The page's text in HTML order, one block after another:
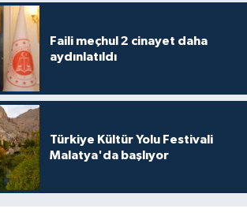
Faili meçhul 2 cinayet daha
aydınlatıldı
Türkiye Kültür Yolu Festivali
Malatya'da başlıyor